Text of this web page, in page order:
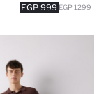
999 EGP 1299 EGP